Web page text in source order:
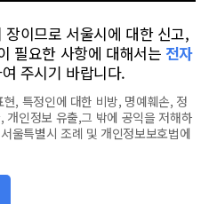
이므로 서울시에 대한 신고,
필요한 사항에 대해서는 전자
주시기 바랍니다.
, 특정인에 대한 비방, 명예훼손, 정
개인정보 유출,그 밖에 공익을 저해하
울특별시 조례 및 개인정보보호법에